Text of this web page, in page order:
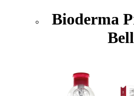
Bioderma